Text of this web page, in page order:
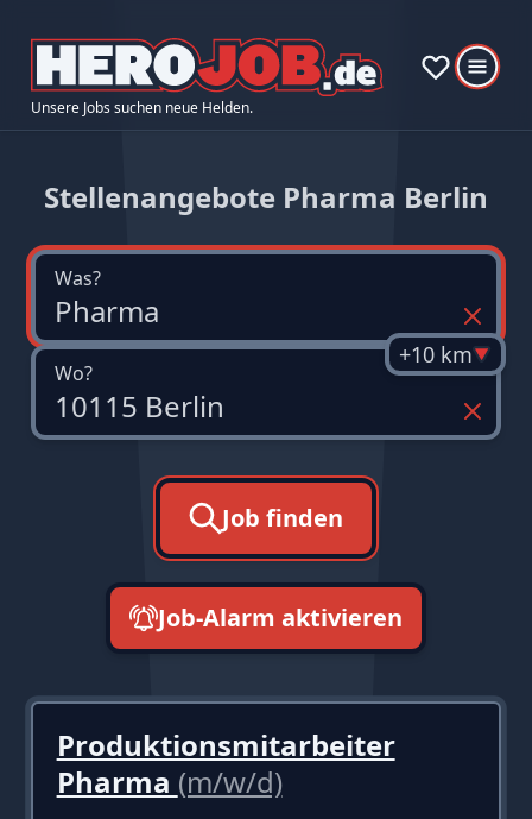
Unsere Jobs suchen neue Helden.
Stellenangebote Pharma Berlin
Was?
Wo?
+10 km
Job finden
Job-Alarm aktivieren
Produktionsmitarbeiter
Pharma (m/w/d)